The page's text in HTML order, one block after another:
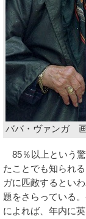
ババ・ヴァンガ
85％以上という
たことでも知られ
ガに匹敵するとい
題をさらっている
によれば、年内に